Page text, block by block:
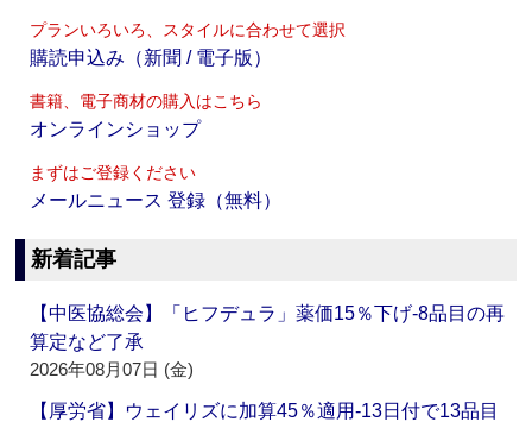
プランいろいろ、スタイルに合わせて選択
購読申込み（新聞 / 電子版）
書籍、電子商材の購入はこちら
オンラインショップ
まずはご登録ください
メールニュース 登録（無料）
新着記事
【中医協総会】「ヒフデュラ」薬価15％下げ‐8品目の再
算定など了承
2026年08月07日 (金)
【厚労省】ウェイリズに加算45％適用‐13日付で13品目